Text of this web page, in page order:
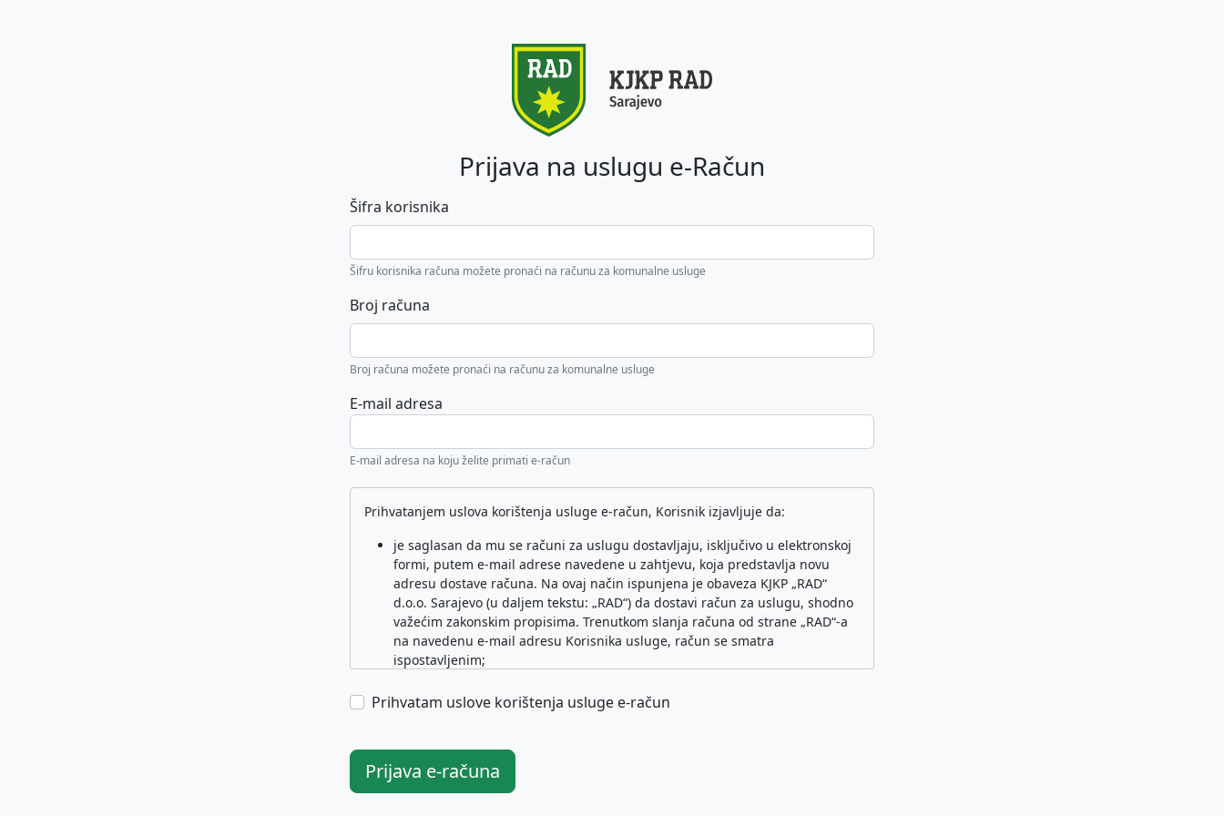
Prijava na uslugu e-Račun
Šifra korisnika
Šifru korisnika računa možete pronaći na računu za komunalne usluge
Broj računa
Broj računa možete pronaći na računu za komunalne usluge
E-mail adresa
E-mail adresa na koju želite primati e-račun
Prihvatanjem uslova korištenja usluge e-račun, Korisnik izjavljuje da:
je saglasan da mu se računi za uslugu dostavljaju, isključivo u elektronskoj
formi, putem e-mail adrese navedene u zahtjevu, koja predstavlja novu
adresu dostave računa. Na ovaj način ispunjena je obaveza KJKP „RAD“
d.o.o. Sarajevo (u daljem tekstu: „RAD“) da dostavi račun za uslugu, shodno
važećim zakonskim propisima. Trenutkom slanja računa od strane „RAD“-a
na navedenu e-mail adresu Korisnika usluge, račun se smatra
ispostavljenim;
Korisnika usluge koja je posljednja prijavljena i evidentirana, kao aktivna, u
računa podnošenjem Zahtjeva;
će obavijestiti „RAD“ o svakoj promjeni podataka bitnih za dostavu računa
putem e-mail adrese, odnosno podataka koji mogu prouzrokovati
Prihvatam uslove korištenja usluge e-račun
Prijava e-računa